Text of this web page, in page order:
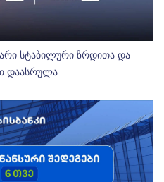
სტაბილური ზრდითა და
დაასრულა